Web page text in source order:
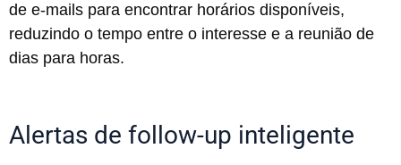
de e-mails para encontrar horários disponíveis,
reduzindo o tempo entre o interesse e a reunião de
dias para horas.
Alertas de follow-up inteligente